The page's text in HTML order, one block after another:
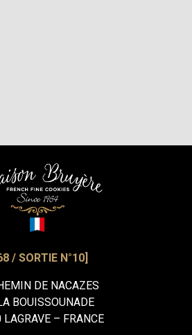
/ SORTIE N°10]
DE NACAZES
BOUISSOUNADE
– FRANCE